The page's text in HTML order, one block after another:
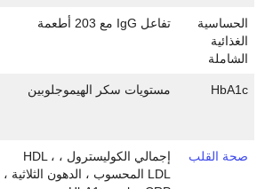
الحساسية
الغذائية
الشاملة
تفاعل IgG مع 203 أطعمة
HbA1c مستويات سكر الهيموجلوبين
صحة القلب
إجمالي الكوليسترول ، HDL ،
LDL المحسوب ، الدهون الثلاثية ،